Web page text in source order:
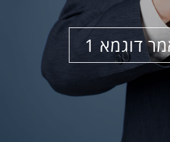
דוגמא 1